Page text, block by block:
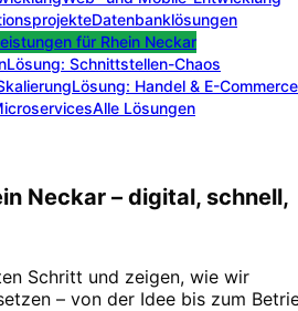
Datenbanklösungen
für Rhein Neckar
Lösung: Schnittstellen-Chaos
Lösung: Handel & E-Commerce
Alle Lösungen
Neckar – digital, schnell,
Schritt und zeigen, wie wir
– von der Idee bis zum